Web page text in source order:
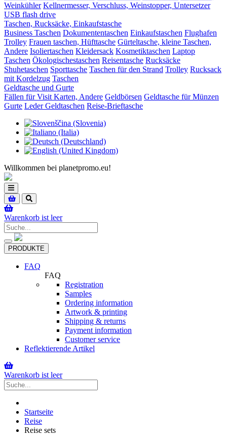
Weinkühler Kellnermesser, Verschluss, Weinstopper, Untersetzer
USB flash drive
Taschen, Rucksäcke, Einkaufstasche
Business Taschen Dokumententaschen Einkaufstaschen Flughafen
Trolley Frauen taschen, Hüfttasche Gürteltasche, kleine Taschen,
Andere Isoliertaschen Kleidersack Kosmetiktaschen Laptop
Taschen Ökologischestaschen Reisentasche Rucksäcke
Shuhetaschen Sporttasche Taschen für den Strand Trolley Rucksack
mit Kordelzug Taschen
Geldtasche und Gurte
Fällen für Visit Karten, Andere Geldbörsen Geldtasche für Münzen
Gurte Leder Geldtaschen Reise-Brieftasche
Willkommen bei planetpromo.eu!
Toggle
navigation
Warenkorb ist leer
Toggle
navigation
PRODUKTE
FAQ
FAQ
Registration
Samples
Ordering information
Artwork & printing
Shipping & returns
Payment information
Customer service
Reflektierende Artikel
Warenkorb ist leer
Startseite
Reise
Reise sets